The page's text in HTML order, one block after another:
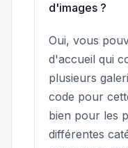
d'images ?
Oui, vous
d'accueil qui
plusieurs
code pour
bien pour les
différentes